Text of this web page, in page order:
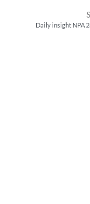
Daily insight NPA